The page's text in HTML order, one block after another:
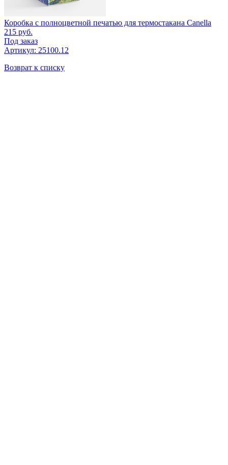
Коробка с полноцветной печатью для термостакана Canella
215 руб.
Под заказ
Артикул: 25100.12
Возврат к списку